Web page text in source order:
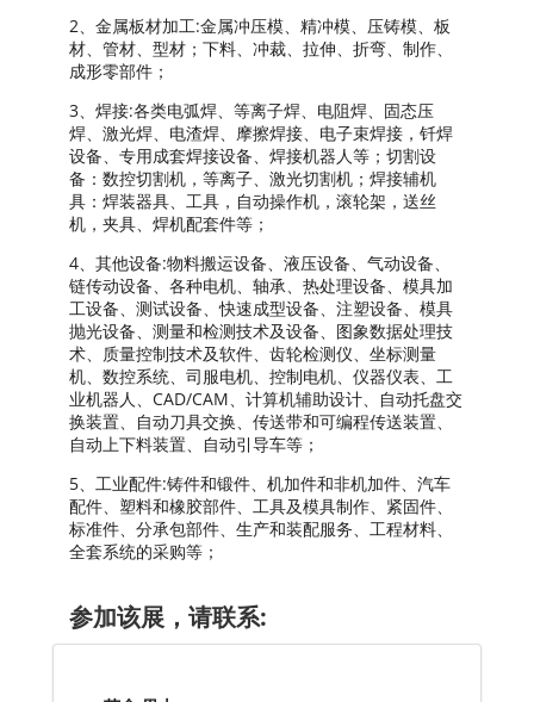
2、金属板材加工:金属冲压模、精冲模、压铸模、板
材、管材、型材；下料、冲裁、拉伸、折弯、制作、
成形零部件；
3、焊接:各类电弧焊、等离子焊、电阻焊、固态压
焊、激光焊、电渣焊、摩擦焊接、电子束焊接，钎焊
设备、专用成套焊接设备、焊接机器人等；切割设
备：数控切割机，等离子、激光切割机；焊接辅机
具：焊装器具、工具，自动操作机，滚轮架，送丝
机，夹具、焊机配套件等；
4、其他设备:物料搬运设备、液压设备、气动设备、
链传动设备、各种电机、轴承、热处理设备、模具加
工设备、测试设备、快速成型设备、注塑设备、模具
抛光设备、测量和检测技术及设备、图象数据处理技
术、质量控制技术及软件、齿轮检测仪、坐标测量
机、数控系统、司服电机、控制电机、仪器仪表、工
业机器人、CAD/CAM、计算机辅助设计、自动托盘交
换装置、自动刀具交换、传送带和可编程传送装置、
自动上下料装置、自动引导车等；
5、工业配件:铸件和锻件、机加件和非机加件、汽车
配件、塑料和橡胶部件、工具及模具制作、紧固件、
标准件、分承包部件、生产和装配服务、工程材料、
全套系统的采购等；
参加该展，请联系: